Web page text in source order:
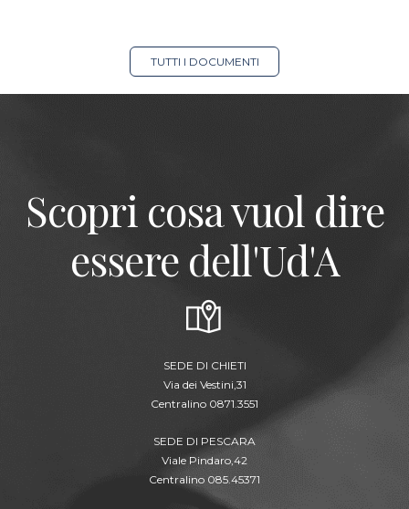
TUTTI I DOCUMENTI
Scopri cosa vuol dire
essere dell'Ud'A
SEDE DI CHIETI
Via dei Vestini,31
Centralino 0871.3551
SEDE DI PESCARA
Viale Pindaro,42
Centralino 085.45371